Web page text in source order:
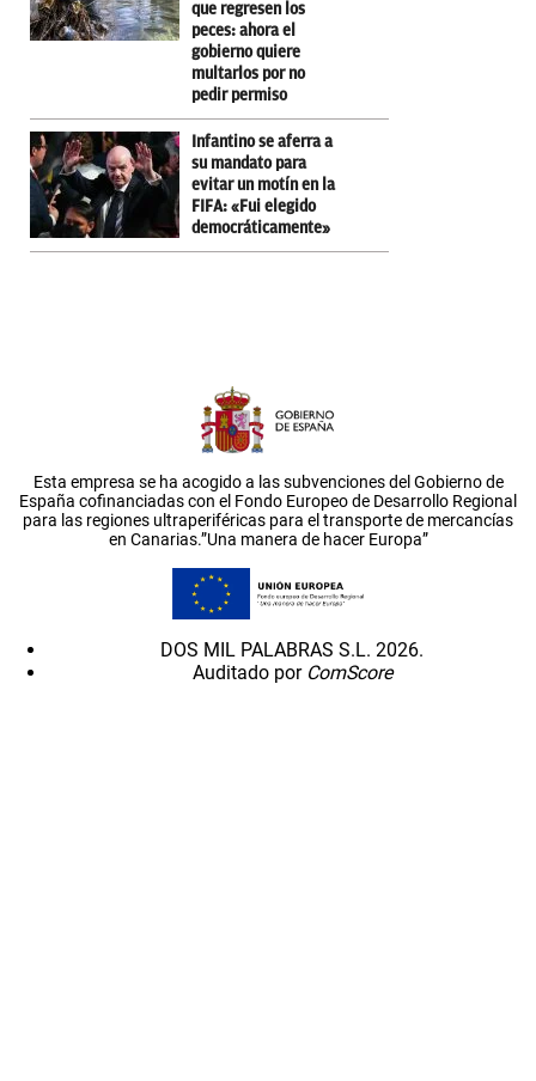
que regresen los
peces: ahora el
gobierno quiere
multarlos por no
pedir permiso
Infantino se aferra a
su mandato para
evitar un motín en la
FIFA: «Fui elegido
democráticamente»
Esta empresa se ha acogido a las subvenciones del Gobierno de
España cofinanciadas con el Fondo Europeo de Desarrollo Regional
para las regiones ultraperiféricas para el transporte de mercancías
en Canarias.”Una manera de hacer Europa”
DOS MIL PALABRAS S.L. 2026.
Auditado por ComScore